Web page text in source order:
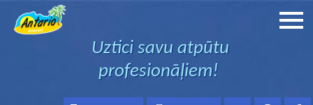
Uztici savu atpūtu
profesionāļiem!